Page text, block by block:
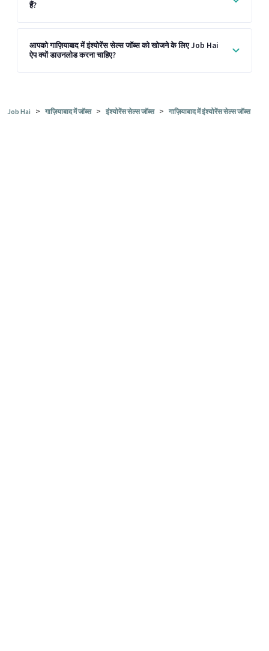
हैं?
आपको गाज़ियाबाद में इंश्योरेंस सेल्स जॉब्स को खोजने के लिए Job Hai
ऐप क्यों डाउनलोड करना चाहिए?
Job Hai > गाज़ियाबाद में जॉब्स > इंश्योरेंस सेल्स जॉब्स > गाज़ियाबाद में इंश्योरेंस सेल्स जॉब्स